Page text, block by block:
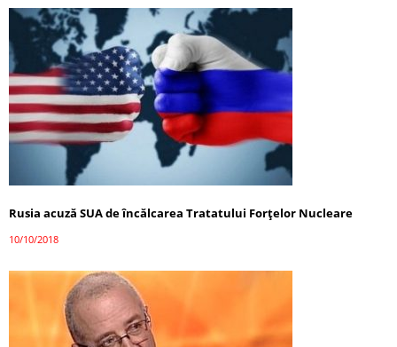
Rusia acuză SUA de încălcarea Tratatului Forţelor Nucleare
10/10/2018